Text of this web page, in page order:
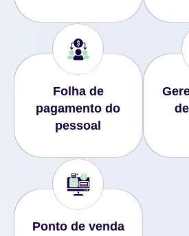
Folha de
pagamento do
pessoal
Ponto de venda